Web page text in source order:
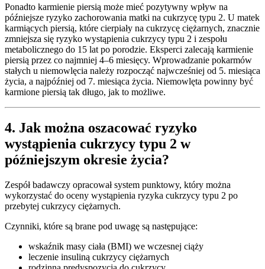
Ponadto karmienie piersią może mieć pozytywny wpływ na
późniejsze ryzyko zachorowania matki na cukrzycę typu 2. U matek
karmiących piersią, które cierpiały na cukrzycę ciężarnych, znacznie
zmniejsza się ryzyko wystąpienia cukrzycy typu 2 i zespołu
metabolicznego do 15 lat po porodzie. Eksperci zalecają karmienie
piersią przez co najmniej 4–6 miesięcy. Wprowadzanie pokarmów
stałych u niemowlęcia należy rozpocząć najwcześniej od 5. miesiąca
życia, a najpóźniej od 7. miesiąca życia. Niemowlęta powinny być
karmione piersią tak długo, jak to możliwe.
4. Jak można oszacować ryzyko
wystąpienia cukrzycy typu 2 w
późniejszym okresie życia?
Zespół badawczy opracował system punktowy, który można
wykorzystać do oceny wystąpienia ryzyka cukrzycy typu 2 po
przebytej cukrzycy ciężarnych.
Czynniki, które są brane pod uwagę są następujące:
wskaźnik masy ciała (BMI) we wczesnej ciąży
leczenie insuliną cukrzycy ciężarnych